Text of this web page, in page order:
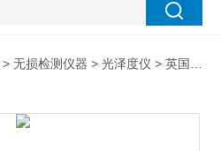
>无损检测仪器 >光泽度仪 > 英国Rhopoint-IQ Flex20 60雾影光泽仪